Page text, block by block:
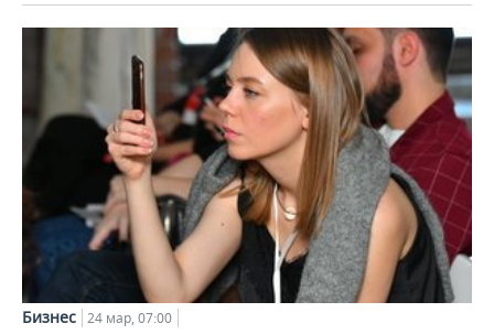
Бизнес 24 мар, 07:00